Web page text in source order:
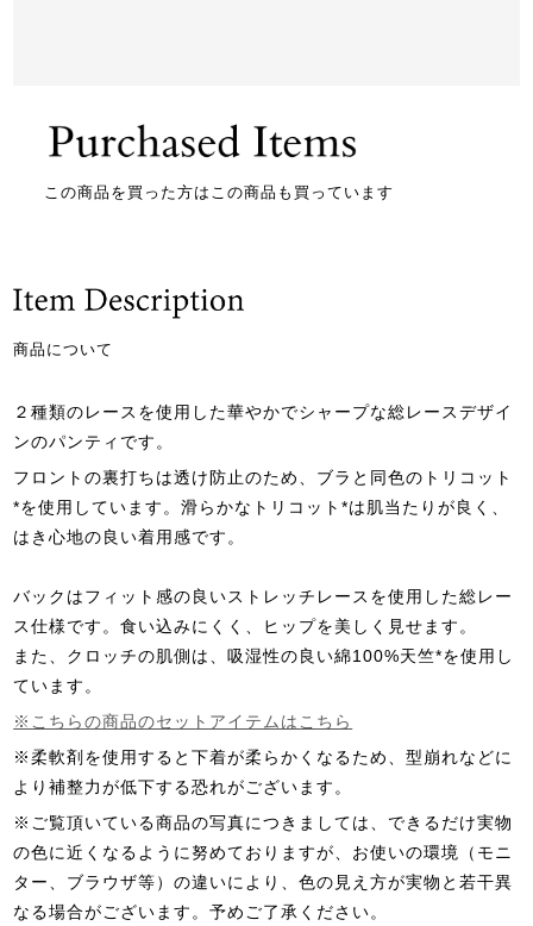
この商品を買った方はこの商品も買っています
商品について
２種類のレースを使用した華やかでシャープな総レースデザイ
ンのパンティです。
フロントの裏打ちは透け防止のため、ブラと同色のトリコット
*を使用しています。滑らかなトリコット*は肌当たりが良く、
はき心地の良い着用感です。
バックはフィット感の良いストレッチレースを使用した総レー
ス仕様です。食い込みにくく、ヒップを美しく見せます。
また、クロッチの肌側は、吸湿性の良い綿100%天竺*を使用し
ています。
※こちらの商品のセットアイテムはこちら
※柔軟剤を使用すると下着が柔らかくなるため、型崩れなどに
より補整力が低下する恐れがございます。
※ご覧頂いている商品の写真につきましては、できるだけ実物
の色に近くなるように努めておりますが、お使いの環境（モニ
ター、ブラウザ等）の違いにより、色の見え方が実物と若干異
なる場合がございます。予めご了承ください。